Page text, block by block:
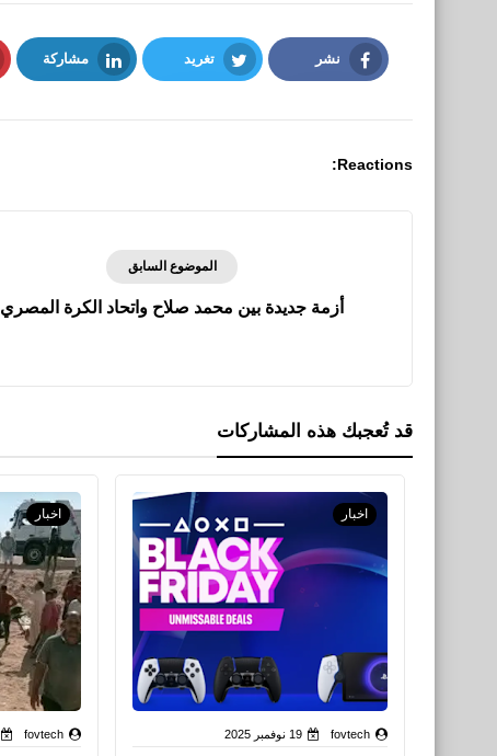
نشر تغريد مشاركة
Reactions:
الموضوع السابق
أزمة جديدة بين محمد صلاح واتحاد الكرة المصري
قد تُعجبك هذه المشاركات
اخبار
fovtech 19 نوفمبر 2025
اخبار
fovtech